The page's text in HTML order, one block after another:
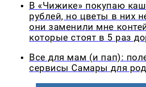
В «Чижике» покупаю
рублей, но цветы в них
они заменили мне
которые стоят в 5 раз
Все для мам (и пап):
сервисы Самары для